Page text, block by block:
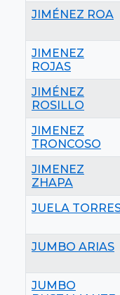
JIMÉNEZ ROA
JIMENEZ
ROJAS
JIMÉNEZ
ROSILLO
JIMENEZ
TRONCOSO
JIMENEZ
ZHAPA
JUELA
JUMBO ARIAS
JUMBO